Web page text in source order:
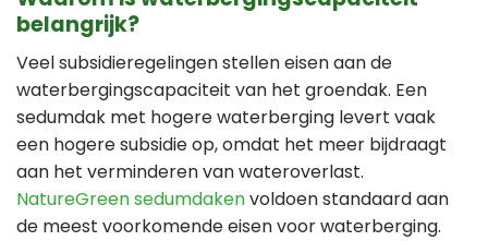
belangrijk?
Veel subsidieregelingen stellen eisen aan de
waterbergingscapaciteit van het groendak. Een
sedumdak met hogere waterberging levert vaak
een hogere subsidie op, omdat het meer bijdraagt
aan het verminderen van wateroverlast.
NatureGreen sedumdakenvoldoen standaard aan
de meest voorkomende eisen voor waterberging.